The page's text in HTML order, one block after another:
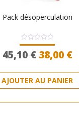
Pack désoperculation
Note
0
sur
45,10€ Le
initial
était :
45,10 €.
38,00 €Le
AJOUTER AU PANIER